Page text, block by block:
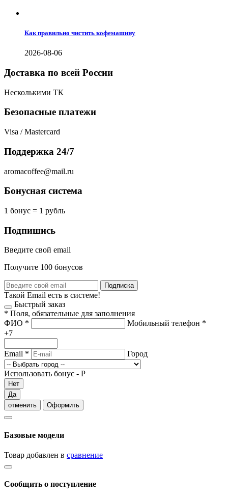
Как правильно чистить кофемашину
2026-08-06
Доставка по всей России
Несколькими ТК
Безопасные платежи
Visa / Mastercard
Поддержка 24/7
aromacoffee@mail.ru
Бонусная система
1 бонус = 1 рубль
Подпишись
Введите свой email
Получите 100 бонусов
Подписка
Такой Email есть в системе!
Быстрый заказ
* Поля, обязательные для заполнения
ФИО * Мобильный телефон *
+7
Email * Город
Использовать бонус - Р
Нет
Да
отменить
Оформить
Базовые модели
Товар добавлен в сравнение
Сообщить о поступление